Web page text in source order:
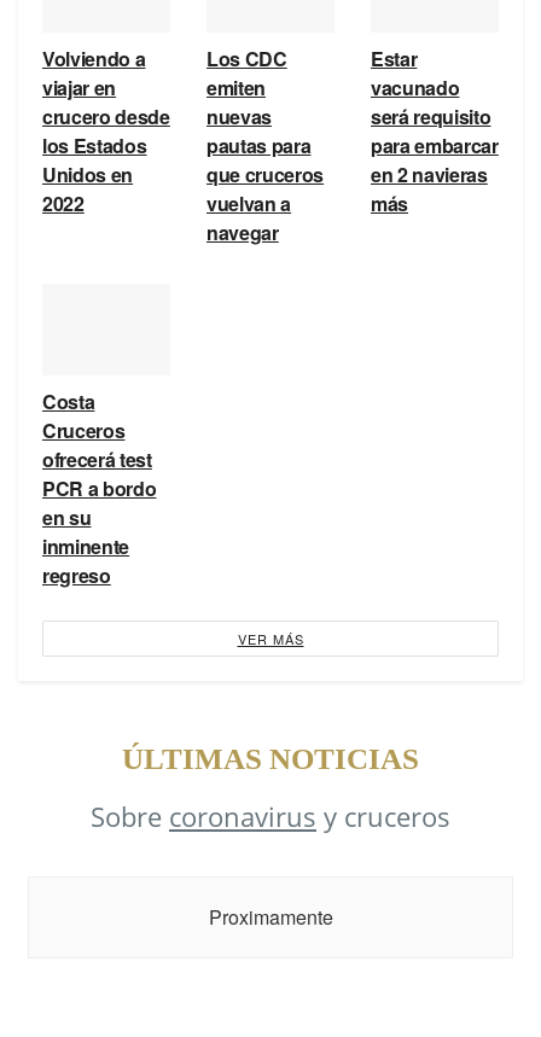
Volviendo a
viajar en
crucero desde
los Estados
Unidos en
2022
Los CDC
emiten
nuevas
pautas para
que cruceros
vuelvan a
navegar
Estar
vacunado
será requisito
para embarcar
en 2 navieras
más
Costa
Cruceros
ofrecerá test
PCR a bordo
en su
inminente
regreso
VER MÁS
ÚLTIMAS NOTICIAS
Sobre coronavirus y cruceros
Proximamente